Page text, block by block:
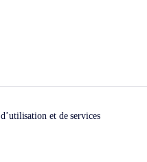
et de services